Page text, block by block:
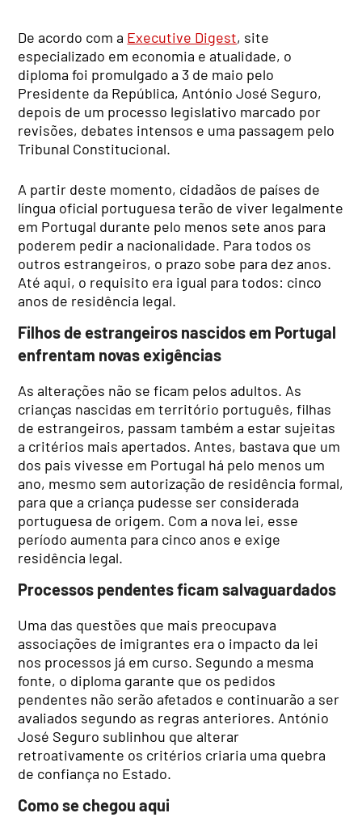
De acordo com a Executive Digest, site
especializado em economia e atualidade, o
diploma foi promulgado a 3 de maio pelo
Presidente da República, António José Seguro,
depois de um processo legislativo marcado por
revisões, debates intensos e uma passagem pelo
Tribunal Constitucional.
A partir deste momento, cidadãos de países de
língua oficial portuguesa terão de viver legalmente
em Portugal durante pelo menos sete anos para
poderem pedir a nacionalidade. Para todos os
outros estrangeiros, o prazo sobe para dez anos.
Até aqui, o requisito era igual para todos: cinco
anos de residência legal.
Filhos de estrangeiros nascidos em Portugal
enfrentam novas exigências
As alterações não se ficam pelos adultos. As
crianças nascidas em território português, filhas
de estrangeiros, passam também a estar sujeitas
a critérios mais apertados. Antes, bastava que um
dos pais vivesse em Portugal há pelo menos um
ano, mesmo sem autorização de residência formal,
para que a criança pudesse ser considerada
portuguesa de origem. Com a nova lei, esse
período aumenta para cinco anos e exige
residência legal.
Processos pendentes ficam salvaguardados
Uma das questões que mais preocupava
associações de imigrantes era o impacto da lei
nos processos já em curso. Segundo a mesma
fonte, o diploma garante que os pedidos
pendentes não serão afetados e continuarão a ser
avaliados segundo as regras anteriores. António
José Seguro sublinhou que alterar
retroativamente os critérios criaria uma quebra
de confiança no Estado.
Como se chegou aqui